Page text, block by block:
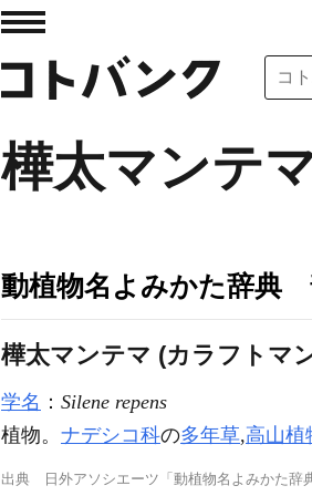
樺太マンテ
動植物名よみかた辞典
樺太マンテマ (カラフトマ
学名 ： Silene repens
植物。 ナデシコ科の多年草,高山植
出典 日外アソシエーツ「動植物名よみかた辞